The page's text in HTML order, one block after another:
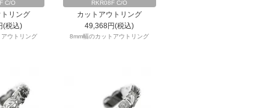
C/O
リング
(税込)
ウトリング
RKR08F C/O
カットアウトリング
49,368円(税込)
8mm幅のカットアウトリング